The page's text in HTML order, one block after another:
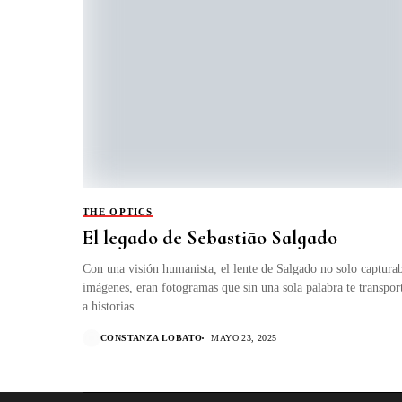
THE OPTICS
El legado de Sebastiāo Salgado
Con una visión humanista, el lente de Salgado no solo
imágenes, eran fotogramas que sin una sola palabra te
a historias...
CONSTANZA LOBATO MAYO 23, 2025